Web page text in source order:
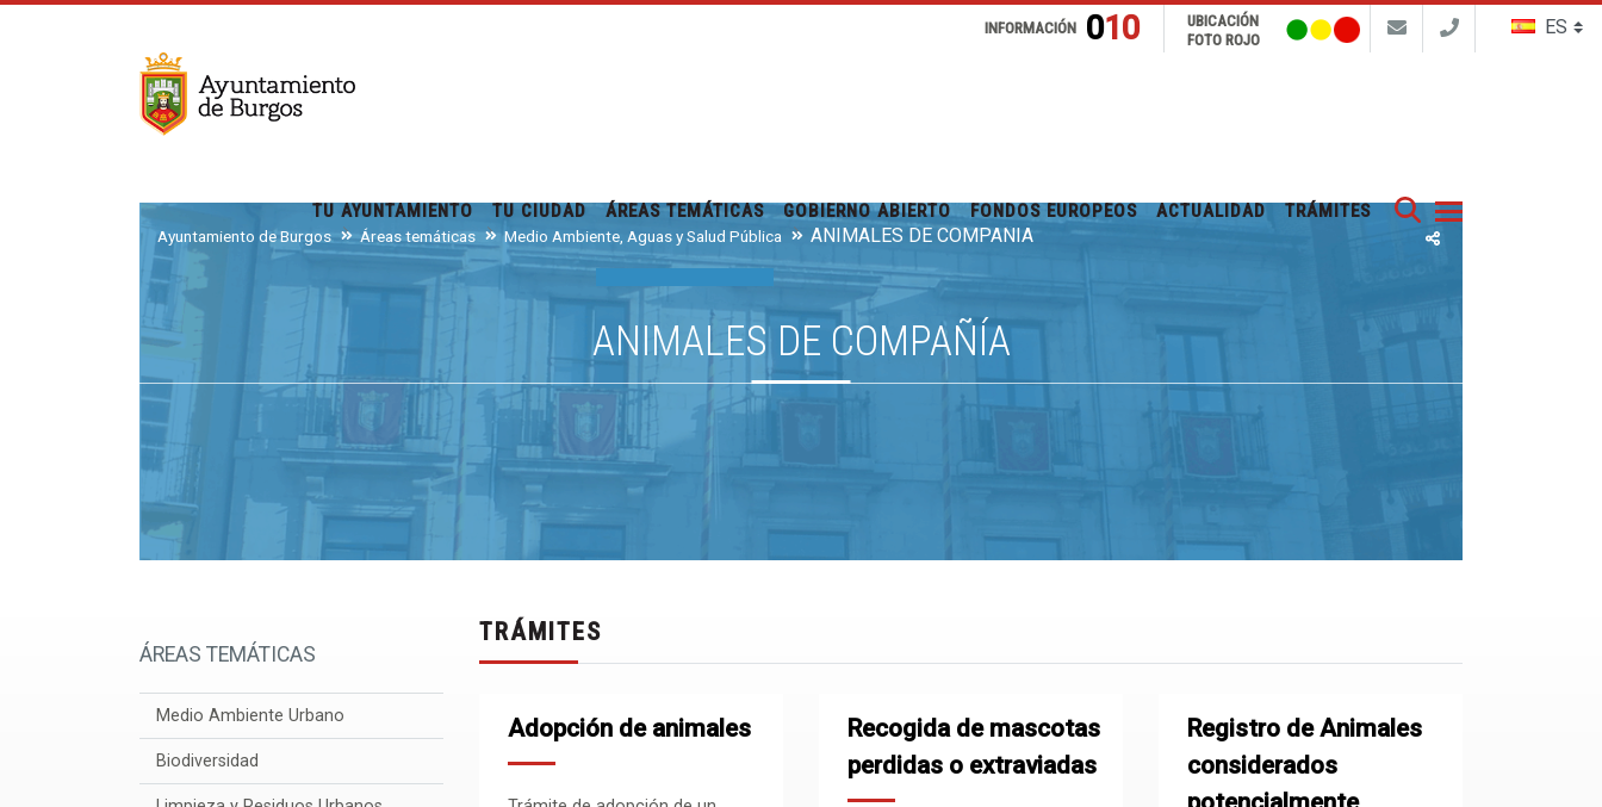
Buscar
INFORMACIÓN 010
UBICACIÓN
FOTO ROJO
TU AYUNTAMIENTO TU CIUDAD ÁREAS TEMÁTICAS GOBIERNO ABIERTO FONDOS EUROPEOS ACTUALIDAD TRÁMITES
Ayuntamiento de Burgos Áreas temáticas Medio Ambiente, Aguas y Salud Pública ANIMALES DE COMPAÑÍA
ANIMALES DE COMPAÑÍA
ÁREAS TEMÁTICAS
Medio Ambiente Urbano
Biodiversidad
TRÁMITES
Adopción de animales
Recogida de mascotas
perdidas o extraviadas
Registro de Animales
considerados